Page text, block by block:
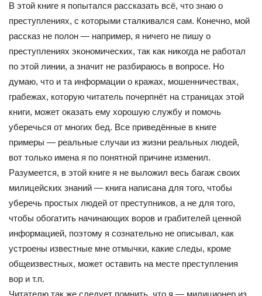
В этой книге я попытался рассказать всё, что знаю о
преступлениях, с которыми сталкивался сам. Конечно, мой
рассказ не полон — например, я ничего не пишу о
преступлениях экономических, так как никогда не работал
по этой линии, а значит не разбираюсь в вопросе. Но
думаю, что и та информации о кражах, мошенничествах,
грабежах, которую читатель почерпнёт на страницах этой
книги, может оказать ему хорошую службу и помочь
уберечься от многих бед. Все приведённые в книге
примеры — реальные случаи из жизни реальных людей,
вот только имена я по понятной причине изменил.
Разумеется, в этой книге я не выложил весь багаж своих
милицейских знаний — книга написана для того, чтобы
уберечь простых людей от преступников, а не для того,
чтобы обогатить начинающих воров и грабителей ценной
информацией, поэтому я сознательно не описывал, как
устроены известные мне отмычки, какие следы, кроме
общеизвестных, может оставить на месте преступления
вор и т.п.
Читателю так же следует помнить, что я — милиционер из